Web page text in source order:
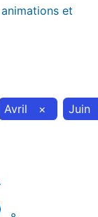
et
Avril × Juin